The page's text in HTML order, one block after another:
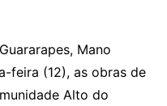
Mano
feira (12), as obras de
Alto do